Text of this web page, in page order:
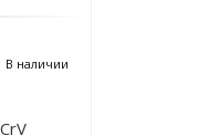
В наличии